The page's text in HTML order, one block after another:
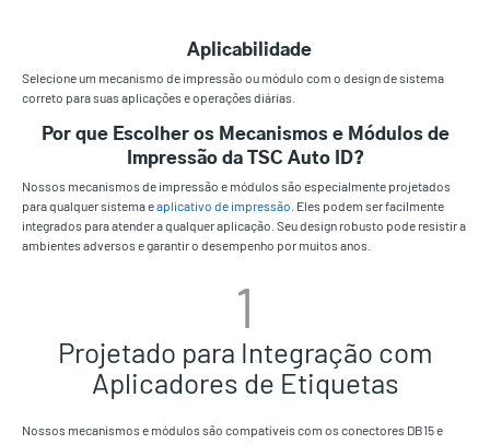
Aplicabilidade
Selecione um mecanismo de impressão ou módulo com o design de sistema
correto para suas aplicações e operações diárias.
Por que Escolher os Mecanismos e Módulos de
Impressão da TSC Auto ID?
Nossos mecanismos de impressão e módulos são especialmente projetados
para qualquer sistema eaplicativo de impressão . Eles podem ser facilmente
integrados para atender a qualquer aplicação. Seu design robusto pode resistir a
ambientes adversos e garantir o desempenho por muitos anos.
1
Projetado para Integração com
Aplicadores de Etiquetas
Nossos mecanismos e módulos são compatíveis com os conectores DB15 e